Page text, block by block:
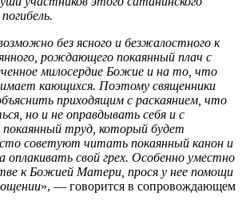
без ясного и безжалостного к
рождающего покаянный плач с
милосердие Божие и на то, что
кающихся. Поэтому священники
приходящим с раскаянием, что
но и не оправдывать себя и с
труд, который будет
советуют читать покаянный канон и
оплакивать свой грех. Особенно уместно
к Божией Матери, прося у нее помощи
», — говорится в сопровождающем